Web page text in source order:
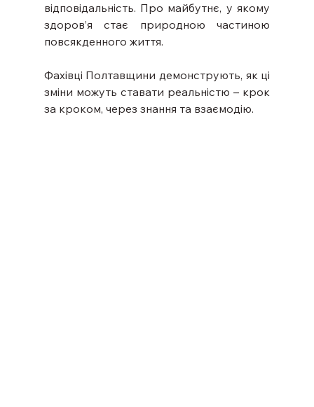
відповідальність. Про майбутнє, у якому
здоров’я стає природною частиною
повсякденного життя.
Фахівці Полтавщини демонструють, як ці
зміни можуть ставати реальністю – крок
за кроком, через знання та взаємодію.